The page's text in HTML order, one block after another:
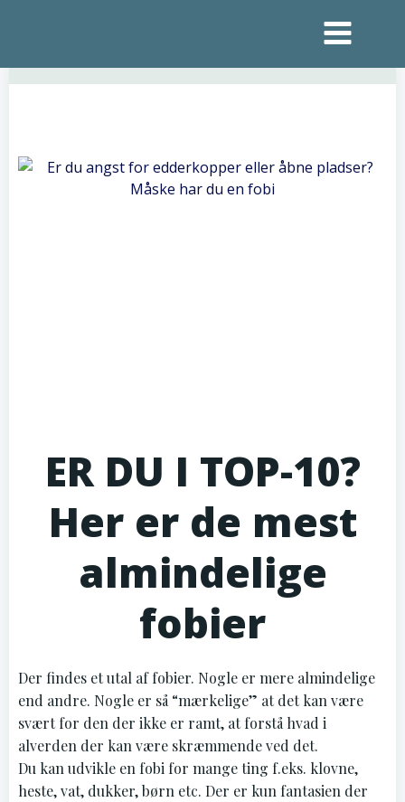
ER DU I TOP-10?
Her er de mest
almindelige
fobier
Der findes et utal af fobier. Nogle er mere almindelige
end andre. Nogle er så “mærkelige” at det kan være
svært for den der ikke er ramt, at forstå hvad i
alverden der kan være skræmmende ved det.
Du kan udvikle en fobi for mange ting f.eks. klovne,
heste, vat, dukker, børn etc. Der er kun fantasien der